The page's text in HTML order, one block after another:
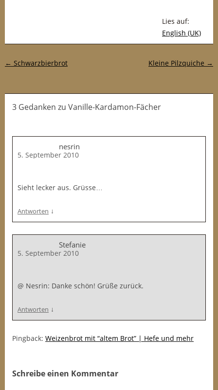
Lies auf:
English (UK)
Post-Navigation
← Schwarzbierbrot Kleine Pilzquiche →
3 Gedanken zu Vanille-Kardamon-Fächer
nesrin
5. September 2010
Sieht lecker aus. Grüsse…
Antworten ↓
Stefanie
5. September 2010
@ Nesrin: Danke schön! Grüße zurück.
Antworten ↓
Pingback: Weizenbrot mit “altem Brot” | Hefe und mehr
Schreibe einen Kommentar